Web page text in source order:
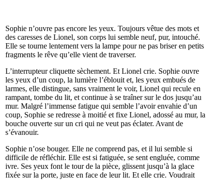
Sophie n’ouvre pas encore les yeux. Toujours vêtue des mots et
des caresses de Lionel, son corps lui semble neuf, pur, intouché.
Elle se tourne lentement vers la lampe pour ne pas briser en petits
fragments le rêve qu’elle vient de traverser.
L’interrupteur cliquette sèchement. Et Lionel crie. Sophie ouvre
les yeux d’un coup, la lumière l’éblouit et, les yeux embués de
larmes, elle distingue, sans vraiment le voir, Lionel qui recule en
rampant, tombe du lit, et continue à se traîner sur le dos jusqu’au
mur. Malgré l’immense fatigue qui semble l’avoir envahie d’un
coup, Sophie se redresse à moitié et fixe Lionel, adossé au mur, la
bouche ouverte sur un cri qui ne veut pas éclater. Avant de
s’évanouir.
Sophie n’ose bouger. Elle ne comprend pas, et il lui semble si
difficile de réfléchir. Elle est si fatiguée, se sent engluée, comme
ivre. Ses yeux font le tour de la pièce, glissent jusqu’à la glace
fixée sur la porte, juste en face de leur lit. Et elle crie. Voudrait